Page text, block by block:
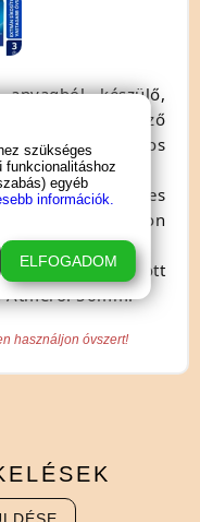
készülő,
teljesen áttetsző
től, 3db-os
kellemes
Easy-on
a felhelyezésük.
ellátott
Átmérő: 56mm.
használjon óvszert!
szükséges
funkcionalitáshoz
egyéb
információk.
ELFOGADOM